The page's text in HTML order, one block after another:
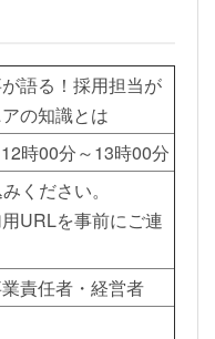
語る！採用担当が
の知識とは
時00分～13時00分
ください。
URLを事前にご連
責任者・経営者